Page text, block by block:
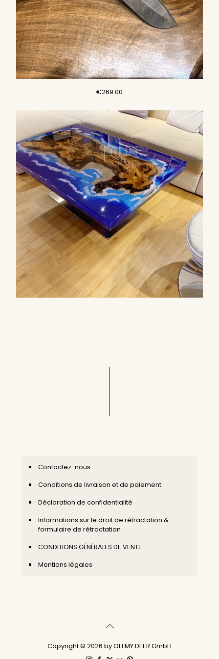
€269.00
Contactez-nous
Conditions de livraison et de paiement
Déclaration de confidentialité
Informations sur le droit de rétractation &
formulaire de rétractation
CONDITIONS GÉNÉRALES DE VENTE
Mentions légales
Copyright © 2026 by OH MY DEER GmbH